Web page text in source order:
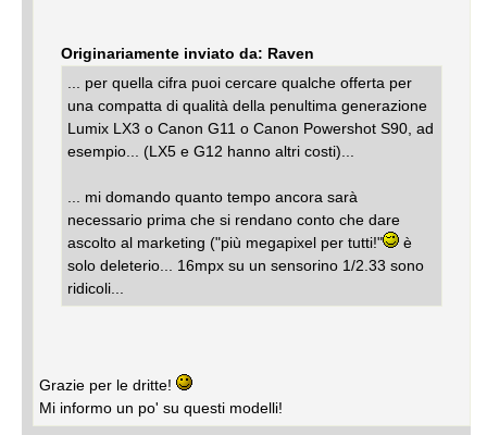
Originariamente inviato da: Raven
... per quella cifra puoi cercare qualche offerta per
una compatta di qualità della penultima generazione
Lumix LX3 o Canon G11 o Canon Powershot S90, ad
esempio... (LX5 e G12 hanno altri costi)...
... mi domando quanto tempo ancora sarà
necessario prima che si rendano conto che dare
ascolto al marketing ("più megapixel per tutti!"
è
solo deleterio... 16mpx su un sensorino 1/2.33 sono
ridicoli...
Grazie per le dritte!
Mi informo un po' su questi modelli!